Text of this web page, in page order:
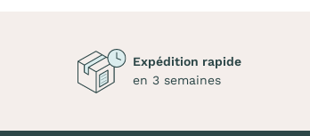
Expédition rapide
en 3 semaines